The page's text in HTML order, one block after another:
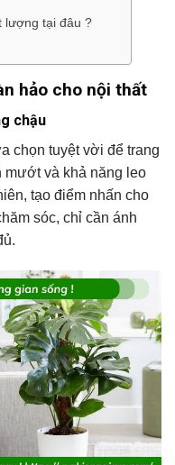
lượng tại đâu ?
hảo cho nội thất
chậu
chọn tuyệt vời để trang
mướt và khả năng leo
tạo điểm nhấn cho
sóc, chỉ cần ánh